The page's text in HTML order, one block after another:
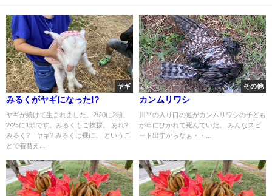
ヤギ
みるくがヤギになった!?
ヤギが続けて生まれました。2/20に2頭、
2/25に1頭です。みるくもご挨拶。 あれ?
みるく? ヤギ? みるくは裸に。 というこ
とで着替え...
その他
カンムリワシ
川平の入り口の道がカンムリワシの子ども
が車にひかれて死んでいた。 みんなスピ
ード出すからなぁ・・...